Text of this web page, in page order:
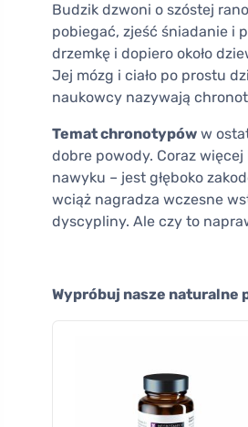
Budzik dzwoni o szóstej
pobiegać, zjeść śniadanie i
drzemkę i dopiero około
Jej mózg i ciało po prostu
naukowcy nazywają
Temat chronotypów w
dobre powody. Coraz
nawyku – jest głęboko
wciąż nagradza wczesne
dyscypliny. Ale czy to
Wypróbuj nasze naturalne